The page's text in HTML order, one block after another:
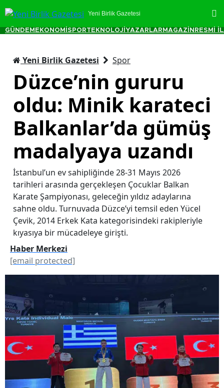
Yeni Birlik Gazetesi
GÜNDEM EKONOMİ SPORTEKNOLOJİ YAZARLAR MAGAZİN RESMİ
Yeni Birlik Gazetesi Spor
Düzce’nin gururu
oldu: Minik karateci
Balkanlar’da gümüş
madalyaya uzandı
İstanbul’un ev sahipliğinde 28-31 Mayıs 2026
tarihleri arasında gerçekleşen Çocuklar Balkan
Karate Şampiyonası, geleceğin yıldız adaylarına
sahne oldu. Turnuvada Düzce’yi temsil eden Yücel
Çevik, 2014 Erkek Kata kategorisindeki rakipleriyle
kıyasıya bir mücadeleye girişti.
Haber Merkezi
[email protected]